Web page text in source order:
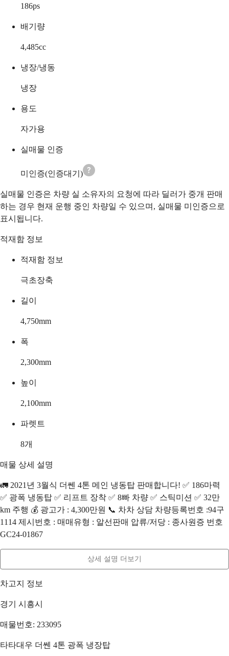
186ps
배기량
4,485cc
냉장/냉동
냉장
용도
자가용
실매물 인증
미인증(인증대기)
실매물 인증은 차량 실 소유자의 요청에 따라 딜러가 중개 판매
하는 경우 현재 운행 중인 차량일 수 있으며, 실매물 미인증으로
표시됩니다.
적재함 정보
적재함 정보
극초장축
길이
4,750mm
폭
2,300mm
높이
2,100mm
파렛트
8개
매물 상세 설명
🚛 2021년 3월식 더쎈 4톤 메인 냉동탑 판매합니다! ✅ 186마력
✅ 광폭 냉동탑 ✅ 리프트 장착 ✅ 8빠 차량 ✅ 스틱미션 ✅ 32만
km 주행 💰 광고가 : 4,300만원 📞 차차 상담 차량등록번호 :94구
1114 제시번호 : 매매유형 : 알선판매 압류/저당 : 종사원증 번호
GC24-01867
상세 설명 더보기
차고지 정보
경기 시흥시
매물번호: 233095
타타대우 더쎈 4톤 광폭 냉장탑